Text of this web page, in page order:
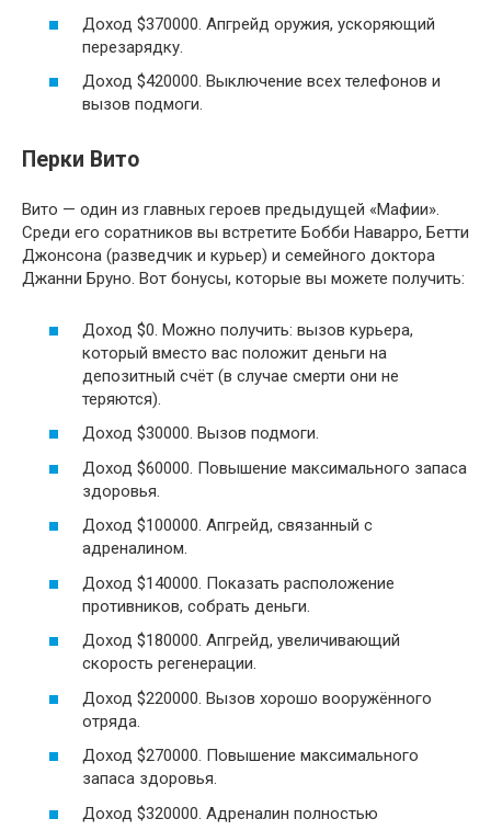
Доход $370000. Апгрейд оружия, ускоряющий
перезарядку.
Доход $420000. Выключение всех телефонов и
вызов подмоги.
Перки Вито
Вито — один из главных героев предыдущей «Мафии».
Среди его соратников вы встретите Бобби Наварро, Бетти
Джонсона (разведчик и курьер) и семейного доктора
Джанни Бруно. Вот бонусы, которые вы можете получить:
Доход $0. Можно получить: вызов курьера,
который вместо вас положит деньги на
депозитный счёт (в случае смерти они не
теряются).
Доход $30000. Вызов подмоги.
Доход $60000. Повышение максимального запаса
здоровья.
Доход $100000. Апгрейд, связанный с
адреналином.
Доход $140000. Показать расположение
противников, собрать деньги.
Доход $180000. Апгрейд, увеличивающий
скорость регенерации.
Доход $220000. Вызов хорошо вооружённого
отряда.
Доход $270000. Повышение максимального
запаса здоровья.
Доход $320000. Адреналин полностью